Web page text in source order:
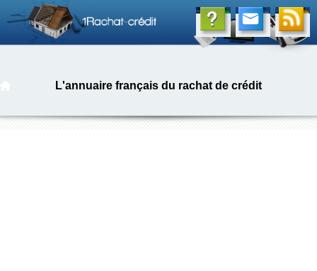
L'annuaire français du rachat de crédit